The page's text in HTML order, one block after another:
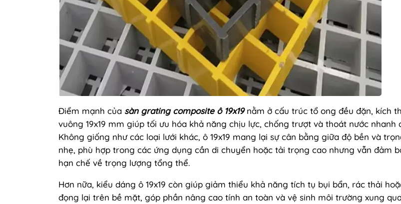
Điểm mạnh của sàn grating compositeô 19x19nằm ở cấu trúc tổ ong đều đặn, kích
vuông 19x19 mm giúp tối ưu hóa khả năng chịu lực, chống trượt và thoát nước nhanh
Không giống như các loại lưới khác, ô 19x19 mang lại sự cân bằng giữa độ bền và
nhẹ, phù hợp trong các ứng dụng cần di chuyển hoặc tải trọng cao nhưng vẫn đảm
hạn chế về trọng lượng tổng thể.
Hơn nữa, kiểu dáng ô 19x19 còn giúp giảm thiểu khả năng tích tụ bụi bẩn, rác thải
đọng lại trên bề mặt, góp phần nâng cao tính an toàn và vệ sinh môi trường xung